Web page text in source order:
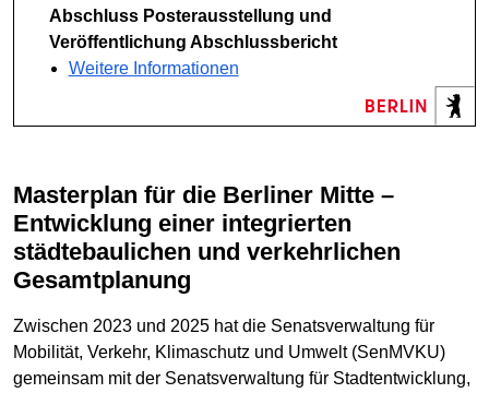
Abschluss Posterausstellung und
Veröffentlichung Abschlussbericht
Weitere Informationen
Masterplan für die Berliner Mitte –
Entwicklung einer integrierten
städtebaulichen und verkehrlichen
Gesamtplanung
Zwischen 2023 und 2025 hat die Senatsverwaltung für
Mobilität, Verkehr, Klimaschutz und Umwelt (SenMVKU)
gemeinsam mit der Senatsverwaltung für Stadtentwicklung,